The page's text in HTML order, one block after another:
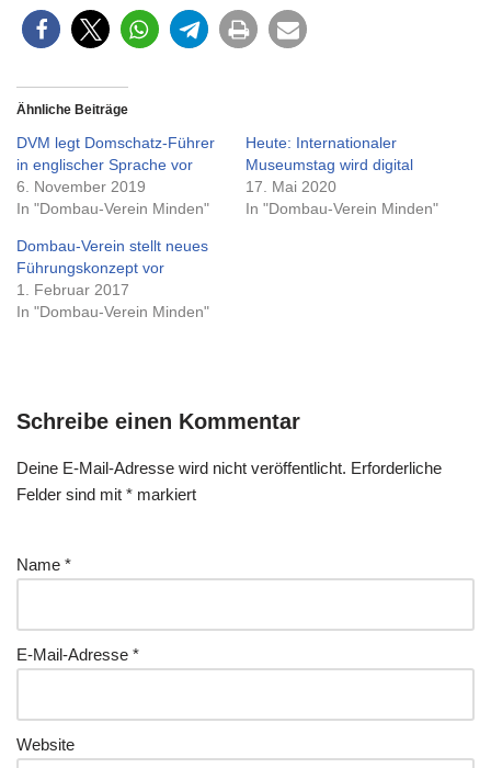
Ähnliche Beiträge
DVM legt Domschatz-Führer
in englischer Sprache vor
6. November 2019
In "Dombau-Verein Minden"
Heute: Internationaler
Museumstag wird digital
17. Mai 2020
In "Dombau-Verein Minden"
Dombau-Verein stellt neues
Führungskonzept vor
1. Februar 2017
In "Dombau-Verein Minden"
Schreibe einen Kommentar
Deine E-Mail-Adresse wird nicht veröffentlicht. Erforderliche
Felder sind mit * markiert
Name *
E-Mail-Adresse *
Website